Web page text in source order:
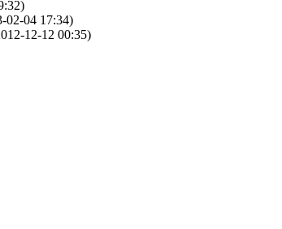
02-04 17:34)
12-12 00:35)